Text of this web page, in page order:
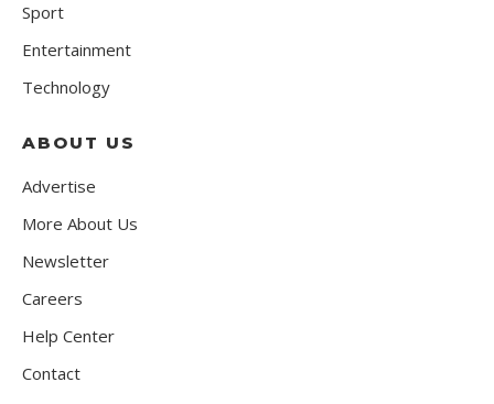
Sport
Entertainment
Technology
ABOUT US
Advertise
More About Us
Newsletter
Careers
Help Center
Contact